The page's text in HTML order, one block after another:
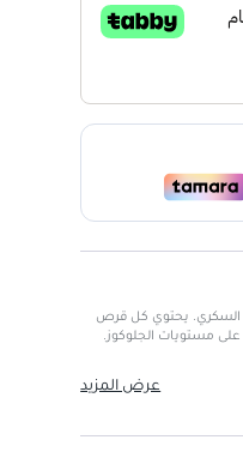
السكري. يحتوي كل قرص
عرض المزيد